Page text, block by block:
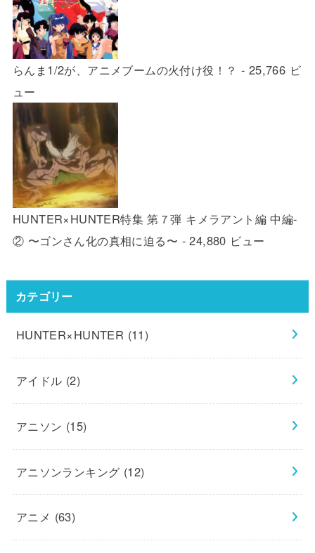
らんま1/2が、アニメブームの火付け役！？ - 25,766 ビ
ュー
HUNTER×HUNTER特集 第７弾 キメラアント編 中編-
② 〜ゴンさん化の真相に迫る〜 - 24,880 ビュー
カテゴリー
HUNTER×HUNTER (11)
アイドル (2)
アニソン (15)
アニソンランキング (12)
アニメ (63)